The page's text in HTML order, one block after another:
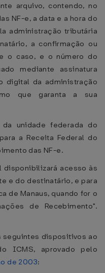
arquivo, contendo, no
NF-e, a data e a hora do
administração tributária
a confirmação ou
o caso, e o número do
mediante assinatura
digital da administração
que garanta a sua
unidade federada do
a Receita Federal do
das NF-e.
disponibilizará acesso às
e do destinatário, e para
de Manaus, quando for o
de Recebimento".
seguintes dispositivos ao
ICMS, aprovado pelo
de 2003: